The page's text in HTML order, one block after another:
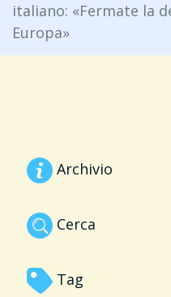
italiano: «Fermate la
Europa»
Archivio
Cerca
Tag